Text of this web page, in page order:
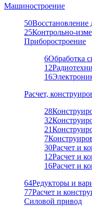
Машиностроение
50Восстановление
25Контрольно-
Приборостроение
6Обработка
12
16
Расчет,
28
32
21
7
30Расчет и
12Расчет и
16Расчет и
64Редукторы и
77Расчет и
Силовой привод